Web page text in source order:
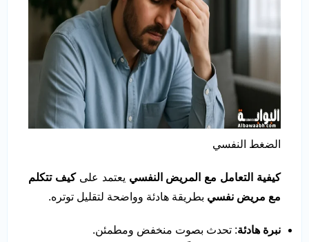
الضغط النفسي
كيفية التعامل مع المريض النفسي يعتمد علىكيف تتكلم
مع مريض نفسي بطريقة هادئة وواضحة لتقليل توتره.
نبرة هادئة: تحدث بصوت منخفض ومطمئن.